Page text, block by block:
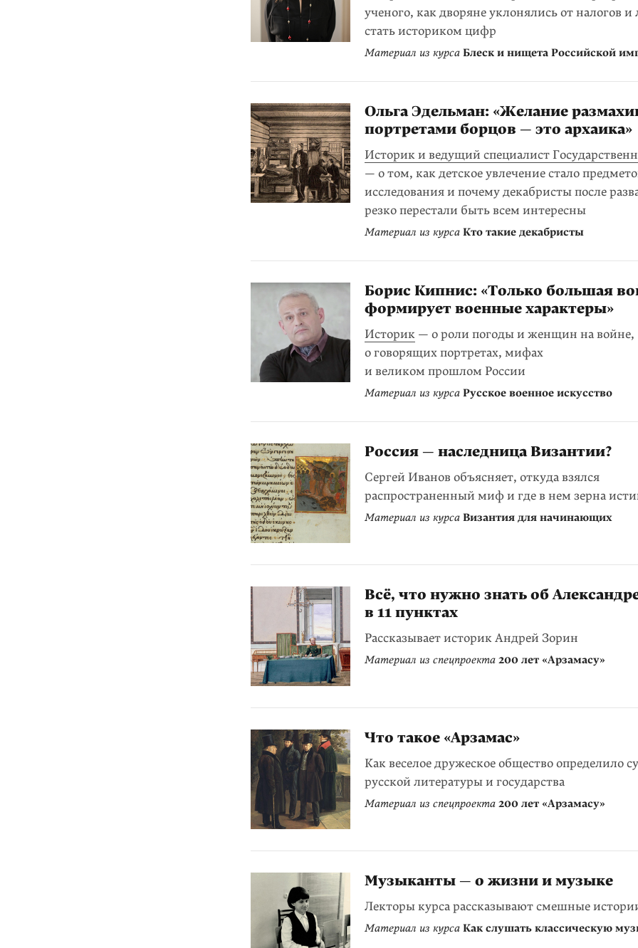
ученого, как дворяне уклонялись от налогов и
стать историком цифр
Материал из курса Блеск и нищета Российской
Ольга Эдельман: «Желание
портретами борцов — это архаика»
Историк и ведущий специалист
— о том, как детское увлечение стало
исследования и почему декабристы после
резко перестали быть всем интересны
Материал из курса Кто такие декабристы
Борис Кипнис: «Только большая
формирует военные характеры»
Историк — о роли погоды и женщин на войне,
о говорящих портретах, мифах
и великом прошлом России
Материал из курса Русское военное искусство
Россия — наследница Византии?
Сергей Иванов объясняет, откуда взялся
распространенный миф и где в нем зерна
Материал из курса Византия для начинающих
Всё, что нужно знать об
в 11 пунктах
Рассказывает историк Андрей Зорин
Материал из спецпроекта 200 лет «Арзамасу»
Что такое «Арзамас»
Как веселое дружеское общество определило
русской литературы и государства
Материал из спецпроекта 200 лет «Арзамасу»
Музыканты — о жизни и музыке
Лекторы курса рассказывают смешные
Материал из курса Как слушать классическую